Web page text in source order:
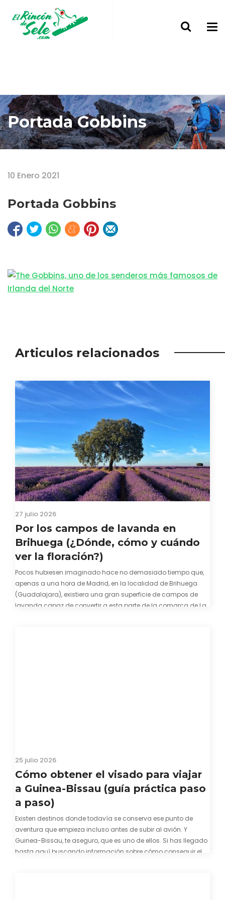
Portada Gobbins
10 Enero 2021
Portada Gobbins
Articulos relacionados
27 julio 2026
Por los campos de lavanda en
Brihuega (¿Dónde, cómo y cuándo
ver la floración?)
Pocos hubiesen imaginado hace no demasiado tiempo que,
apenas a una hora de Madrid, en la localidad de Brihuega
(Guadalajara), existiera una gran superficie de campos de
lavanda capaz de convertir a esta parte de la comarca de La
25 julio 2026
Cómo obtener el visado para viajar
a Guinea-Bissau (guía práctica paso
a paso)
Existen destinos donde todavía se conserva ese punto de
aventura que empieza incluso antes de subir al avión. Y
Guinea-Bissau, te aseguro, que es uno de ellos. Si has llegado
hasta aquí buscando información sobre cómo conseguir el